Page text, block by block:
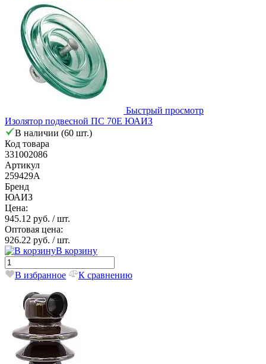
Быстрый просмотр
Изолятор подвесной ПС 70Е ЮАИЗ
В наличии (60 шт.)
Код товара
331002086
Артикул
259429А
Бренд
ЮАИЗ
Цена:
945.12 руб. / шт.
Оптовая цена:
926.22 руб. / шт.
В корзину
В избранное К сравнению